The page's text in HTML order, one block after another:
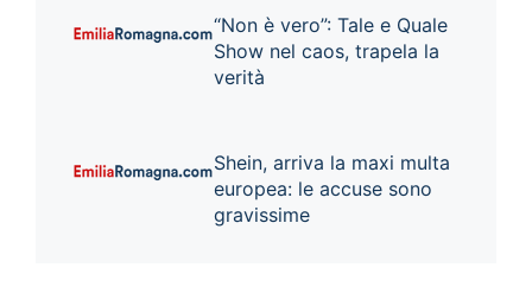
“Non è vero”: Tale e Quale
Show nel caos, trapela la
verità
Shein, arriva la maxi multa
europea: le accuse sono
gravissime